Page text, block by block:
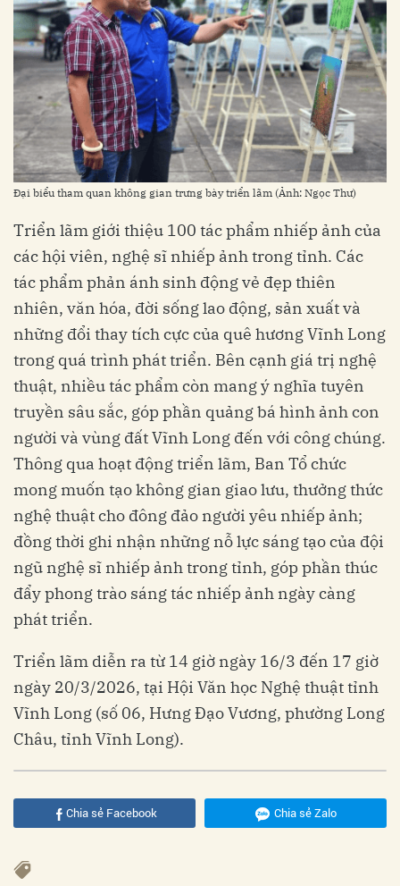
Đại biểu tham quan không gian trưng bày triển lãm (Ảnh: Ngọc Thư)
Triển lãm giới thiệu 100 tác phẩm nhiếp ảnh của
các hội viên, nghệ sĩ nhiếp ảnh trong tỉnh. Các
tác phẩm phản ánh sinh động vẻ đẹp thiên
nhiên, văn hóa, đời sống lao động, sản xuất và
những đổi thay tích cực của quê hương Vĩnh Long
trong quá trình phát triển. Bên cạnh giá trị nghệ
thuật, nhiều tác phẩm còn mang ý nghĩa tuyên
truyền sâu sắc, góp phần quảng bá hình ảnh con
người và vùng đất Vĩnh Long đến với công chúng.
Thông qua hoạt động triển lãm, Ban Tổ chức
mong muốn tạo không gian giao lưu, thưởng thức
nghệ thuật cho đông đảo người yêu nhiếp ảnh;
đồng thời ghi nhận những nỗ lực sáng tạo của đội
ngũ nghệ sĩ nhiếp ảnh trong tỉnh, góp phần thúc
đẩy phong trào sáng tác nhiếp ảnh ngày càng
phát triển.
Triển lãm diễn ra từ 14 giờ ngày 16/3 đến 17 giờ
ngày 20/3/2026, tại Hội Văn học Nghệ thuật tỉnh
Vĩnh Long (số 06, Hưng Đạo Vương, phường Long
Châu, tỉnh Vĩnh Long).
Chia sẻ Facebook Chia sẻ Zalo